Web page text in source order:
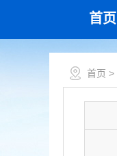
首页
首页 >